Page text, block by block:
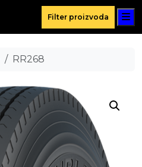
Filter proizvoda
RR268